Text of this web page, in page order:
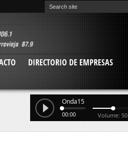
DIRECTORIO DE EMPRESAS
Onda15
00:00 Volume: 50